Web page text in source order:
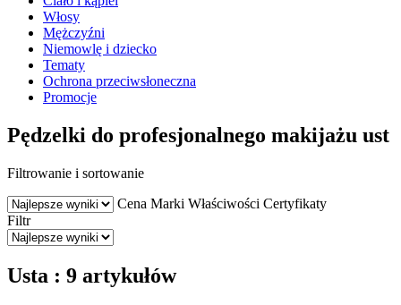
Włosy
Mężczyźni
Niemowlę i dziecko
Tematy
Ochrona przeciwsłoneczna
Promocje
Pędzelki do profesjonalnego makijażu ust
Filtrowanie i sortowanie
Cena Marki Właściwości Certyfikaty
Filtr
Usta : 9 artykułów